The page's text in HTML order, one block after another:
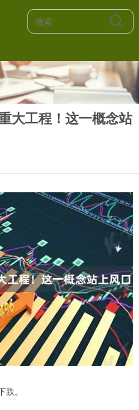
大工程！这一概念站
。